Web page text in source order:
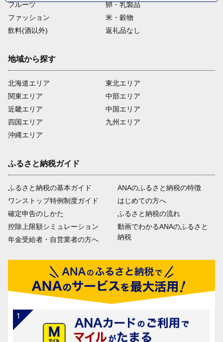
フルーツ
卵・乳製品
ファッション
米・穀物
飲料(酒以外)
返礼品なし
地域から探す
北海道エリア
関東エリア
近畿エリア
四国エリア
沖縄エリア
東北エリア
中部エリア
中国エリア
九州エリア
ふるさと納税ガイド
ふるさと納税の基本ガイド
ワンストップ特例制度ガイド
確定申告のしかた
控除上限額シミュレーション
年金受給者・自営業者の方へ
ANAのふるさと納税の特徴
はじめての方へ
ふるさと納税の流れ
動画でわかるANAのふるさと
納税